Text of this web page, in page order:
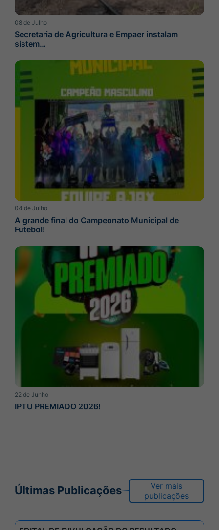
08 de Julho
Secretaria de Agricultura e Empaer instalam
sistem…
04 de Julho
A grande final do Campeonato Municipal de
Futebol!
22 de Junho
IPTU PREMIADO 2026!
Últimas Publicações
Ver mais
publicações